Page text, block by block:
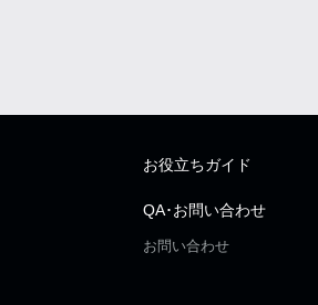
お役立ちガイド
QA･お問い合わせ
お問い合わせ